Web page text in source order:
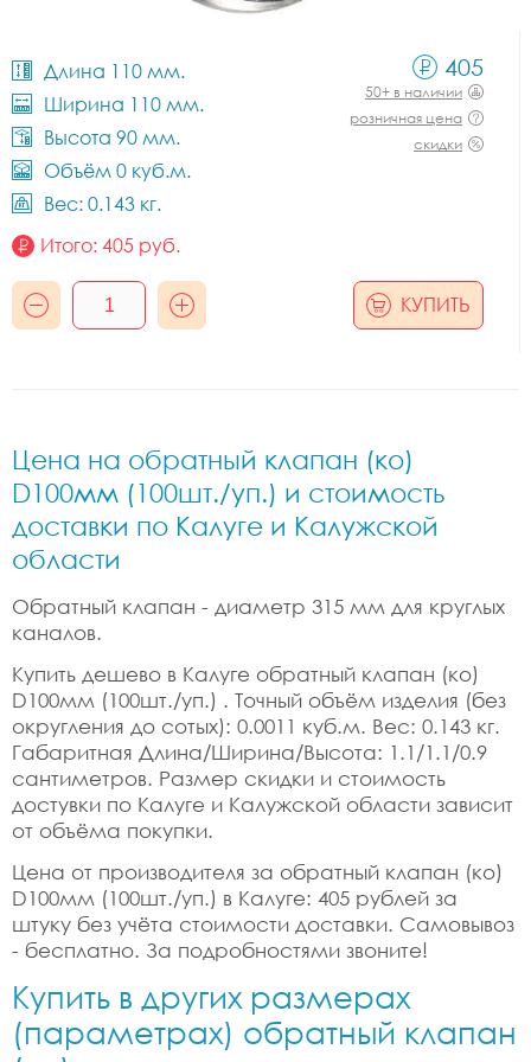
Длина 110 мм.
Ширина 110 мм.
Высота 90 мм.
Объём 0 куб.м.
Вес: 0.143 кг.
405
50+ в наличии
розничная цена
скидки
Итого: 405 руб.
КУПИТЬ
Цена на обратный клапан (ко)
D100мм (100шт./уп.) и стоимость
доставки по Калуге и Калужской
области
Обратный клапан - диаметр 315 мм для круглых
каналов.
Купить дешево в Калуге обратный клапан (ко)
D100мм (100шт./уп.) . Точный объём изделия (без
округления до сотых): 0.0011 куб.м. Вес: 0.143 кг.
Габаритная Длина/Ширина/Высота: 1.1/1.1/0.9
сантиметров. Размер скидки и стоимость
достувки по Калуге и Калужской области зависит
от объёма покупки.
Цена от производителя за обратный клапан (ко)
D100мм (100шт./уп.) в Калуге: 405 рублей за
штуку без учёта стоимости доставки. Самовывоз
- бесплатно. За подробностями звоните!
Купить в других размерах
(параметрах) обратный клапан